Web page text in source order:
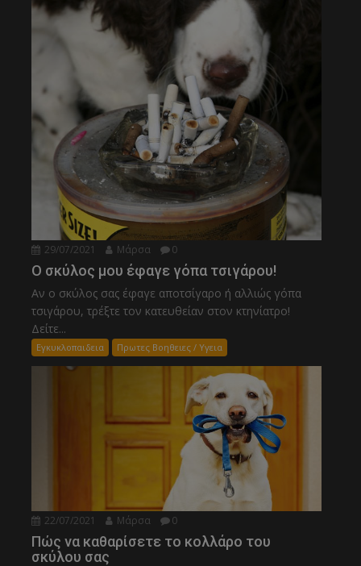
29/07/2021 Μάρσα 0
Ο σκύλος μου έφαγε γόπα τσιγάρου!
Αν ο σκύλος σας έφαγε αποτσίγαρο ή αλλιώς γόπα
τσιγάρου, τρέξτε τον κατευθείαν στον κτηνίατρο!
Δείτε...
Εγκυκλοπαιδεια Πρωτες Βοηθειες / Υγεια
22/07/2021 Μάρσα 0
Πώς να καθαρίσετε το κολλάρο του
σκύλου σας